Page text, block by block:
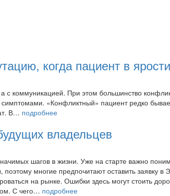
когда пациент в ярости
с коммуникацией. При этом большинство
симптомами. «Конфликтный» пациент редко
В… подробнее
владельцев
шагов в жизни. Уже на старте важно
многие предпочитают оставить заявку в
на рынке. Ошибки здесь могут стоить
С чего… подробнее